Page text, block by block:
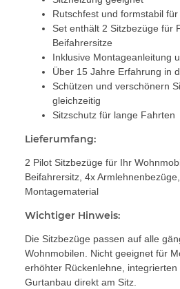
Rutschfest und formstabil
Set enthält 2 Sitzbezüge für
Beifahrersitze
Inklusive Montageanleitung
Über 15 Jahre Erfahrung in
Schützen und verschönern
gleichzeitig
Sitzschutz für lange Fahrten
Lieferumfang:
2 Pilot Sitzbezüge für Ihr
Beifahrersitz, 4x
Montagematerial
Wichtiger Hinweis:
Die Sitzbezüge passen auf alle
Wohnmobilen. Nicht geeignet für
erhöhter Rückenlehne,
Gurtanbau direkt am Sitz.